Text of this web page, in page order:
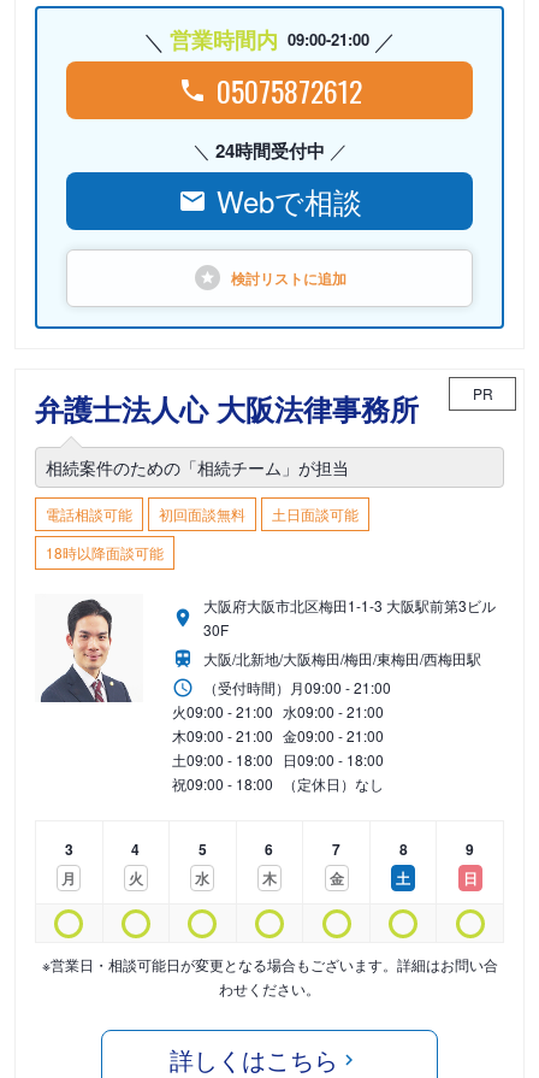
営業時間内 09:00-21:00
05075872612
24時間受付中
Webで相談
検討リストに追加
弁護士法人心 大阪法律事務所 PR
相続案件のための「相続チーム」が担当
電話相談可能 初回面談無料
土日面談可能
18時以降面談可能
大阪府大阪市北区梅田1-1-3 大阪駅前第3ビル
30F
大阪/北新地/大阪梅田/梅田/東梅田/西梅田駅
（受付時間） 月09:00 - 21:00
火09:00 - 21:00 水09:00 - 21:00
木09:00 - 21:00 金09:00 - 21:00
土09:00 - 18:00 日09:00 - 18:00
祝09:00 - 18:00 （定休日）なし
3
月
4
火
5
水
6
木
7
金
8
土
9
日
※営業日・相談可能日が変更となる場合もございます。詳細はお問い合
わせください。
詳しくはこちら